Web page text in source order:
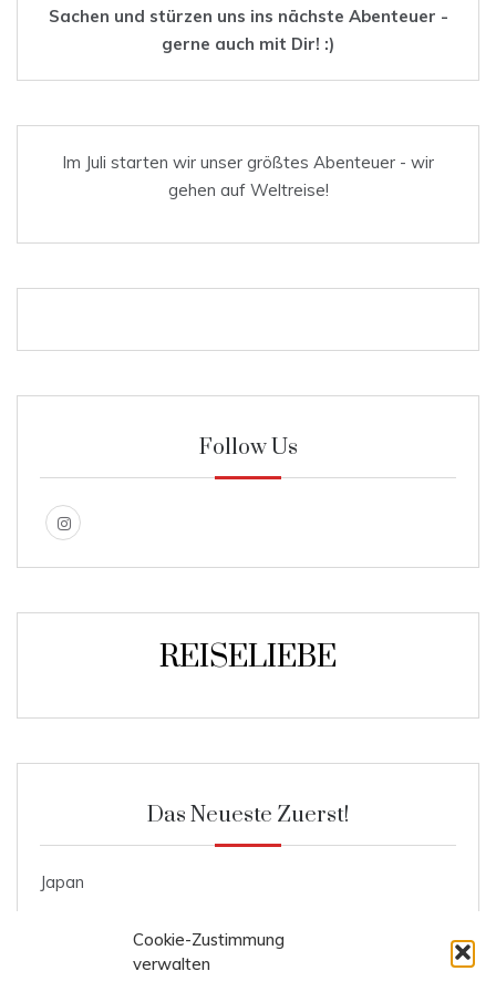
Cookie-Zustimmung
verwalten
Sachen und stürzen uns ins nächste Abenteuer -
gerne auch mit Dir! :)
Im Juli starten wir unser größtes Abenteuer - wir
gehen auf Weltreise!
Follow Us
REISELIEBE
Das Neueste Zuerst!
Japan
Ente mit Knödel und Blaukraut